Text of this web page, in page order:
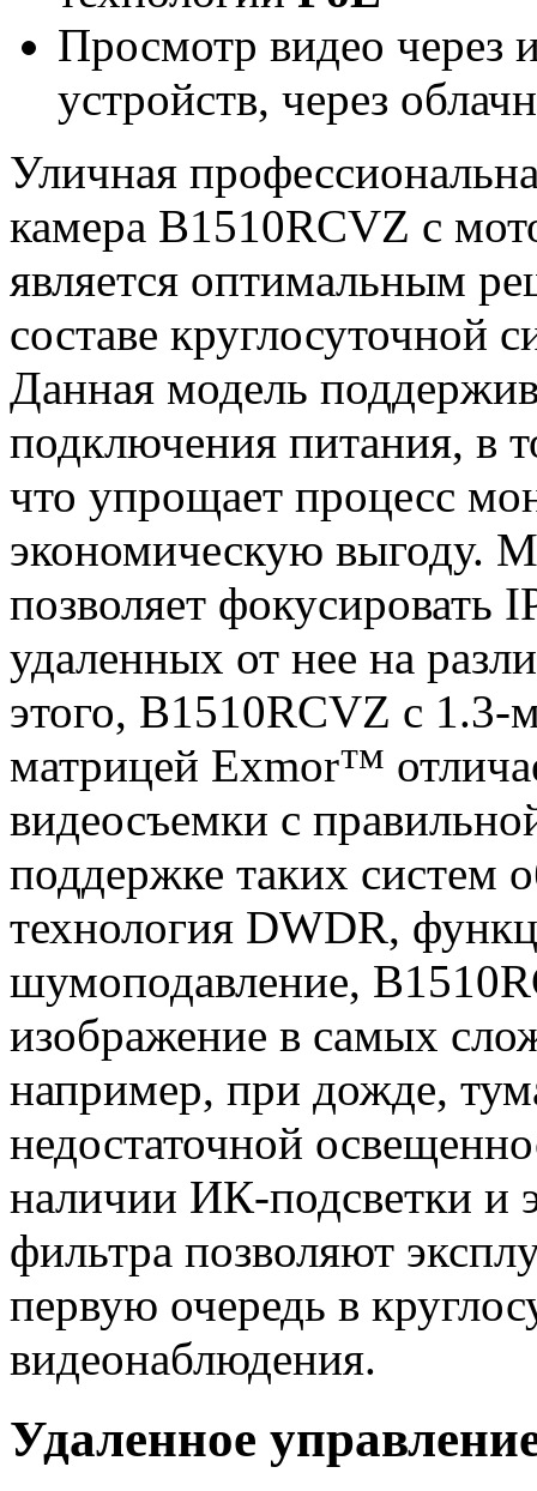
Просмотр видео через
устройств, через
Уличная
камера B1510RCVZ с
является оптимальным
составе круглосуточной
Данная модель
подключения питания, в
что упрощает процесс
экономическую выгоду.
позволяет фокусировать
удаленных от нее на
этого, B1510RCVZ с
матрицей Exmor™
видеосъемки с
поддержке таких систем
технология DWDR,
шумоподавление,
изображение в самых
например, при дожде,
недостаточной
наличии ИК-подсветки и
фильтра позволяют
первую очередь в
видеонаблюдения.
Удаленное